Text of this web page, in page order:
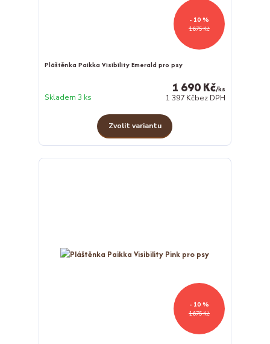
1 875 Kč
- 10 %
Pláštěnka Paikka Visibility Emerald pro psy
1 690 Kč/ks
1 397 Kčbez DPH
Skladem 3 ks
Zvolit variantu
1 875 Kč
- 10 %